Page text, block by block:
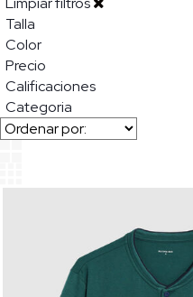
Talla
Color
Precio
Calificaciones
Categoria